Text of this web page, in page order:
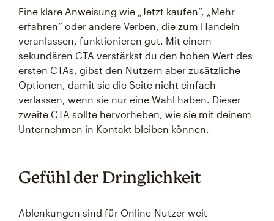
Eine klare Anweisung wie „Jetzt kaufen“, „Mehr
erfahren“ oder andere Verben, die zum Handeln
veranlassen, funktionieren gut. Mit einem
sekundären CTA verstärkst du den hohen Wert des
ersten CTAs, gibst den Nutzern aber zusätzliche
Optionen, damit sie die Seite nicht einfach
verlassen, wenn sie nur eine Wahl haben. Dieser
zweite CTA sollte hervorheben, wie sie mit deinem
Unternehmen in Kontakt bleiben können.
Gefühl der Dringlichkeit
Ablenkungen sind für Online-Nutzer weit